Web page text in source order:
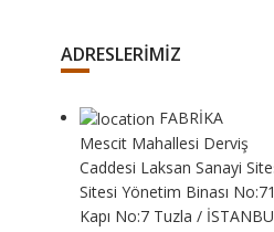
ADRESLERİMİZ
FABRİKA
Mescit Mahallesi Derviş
Caddesi Laksan Sanayi
Sitesi Yönetim Binası
Kapı No:7 Tuzla /